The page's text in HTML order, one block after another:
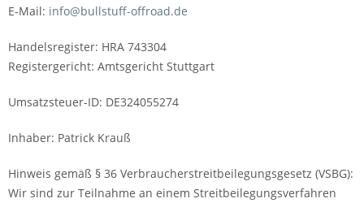
E-Mail: info@bullstuff-offroad.de
Handelsregister: HRA 743304
Registergericht: Amtsgericht Stuttgart
Umsatzsteuer-ID: DE324055274
Inhaber: Patrick Krauß
Hinweis gemäß § 36 Verbraucherstreitbeilegungsgesetz (VSBG):
Wir sind zur Teilnahme an einem Streitbeilegungsverfahren